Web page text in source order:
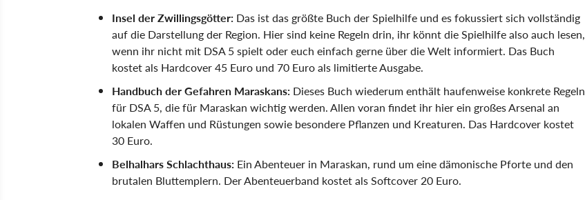
Insel der Zwillingsgötter: Das ist das größte Buch der Spielhilfe und es fokussiert sich vollständig
auf die Darstellung der Region. Hier sind keine Regeln drin, ihr könnt die Spielhilfe also auch lesen,
wenn ihr nicht mit DSA 5 spielt oder euch einfach gerne über die Welt informiert. Das Buch
kostet als Hardcover 45 Euro und 70 Euro als limitierte Ausgabe.
Handbuch der Gefahren Maraskans: Dieses Buch wiederum enthält haufenweise konkrete Regeln
für DSA 5, die für Maraskan wichtig werden. Allen voran findet ihr hier ein großes Arsenal an
lokalen Waffen und Rüstungen sowie besondere Pflanzen und Kreaturen. Das Hardcover kostet
30 Euro.
Belhalhars Schlachthaus: Ein Abenteuer in Maraskan, rund um eine dämonische Pforte und den
brutalen Bluttemplern. Der Abenteuerband kostet als Softcover 20 Euro.